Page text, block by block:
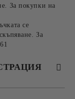
За покупки на
се
За